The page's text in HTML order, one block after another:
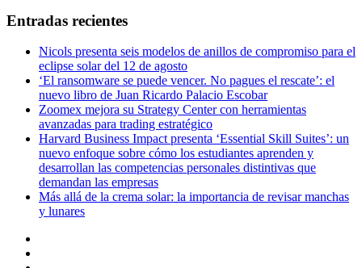
Entradas recientes
Nicols presenta seis modelos de anillos de compromiso para el
eclipse solar del 12 de agosto
‘El ransomware se puede vencer. No pagues el rescate’: el
nuevo libro de Juan Ricardo Palacio Escobar
Zoomex mejora su Strategy Center con herramientas
avanzadas para trading estratégico
Harvard Business Impact presenta ‘Essential Skill Suites’: un
nuevo enfoque sobre cómo los estudiantes aprenden y
desarrollan las competencias personales distintivas que
demandan las empresas
Más allá de la crema solar: la importancia de revisar manchas
y lunares